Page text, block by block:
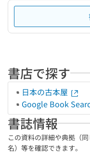
書店で探す
日本の古本屋
Google Book
書誌情報
この資料の詳細や典拠（
名）等を確認できます。